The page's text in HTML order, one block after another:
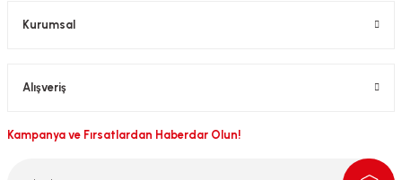
Kurumsal
Alışveriş
Kampanya ve Fırsatlardan Haberdar Olun!